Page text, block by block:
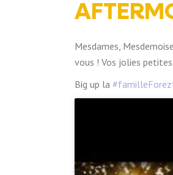
Mesdames,
vous ! Vos jolies
Big up la #